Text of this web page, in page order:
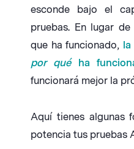
esconde bajo el
pruebas. En lugar
que ha funcionado,
por quéha
funcionará mejor la
Aquí tienes algunas
potencia tus pruebas